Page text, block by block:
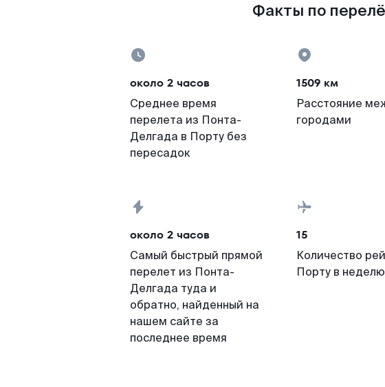
Факты по
около 2 часов
Среднее время
перелета из Понта-
Делгада в Порту без
пересадок
1509 км
Расстояние
городами
около 2 часов
Самый быстрый прямой
перелет из Понта-
Делгада туда и
обратно, найденный на
нашем сайте за
последнее время
15
Количество
Порту в неделю